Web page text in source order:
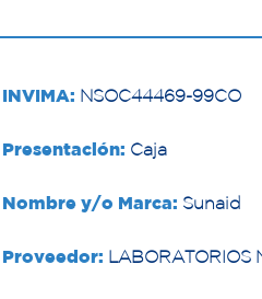
INVIMA: NSOC44469-99CO
Presentación: Caja
Nombre y/o Marca: Sunaid
Proveedor: LABORATORIOS